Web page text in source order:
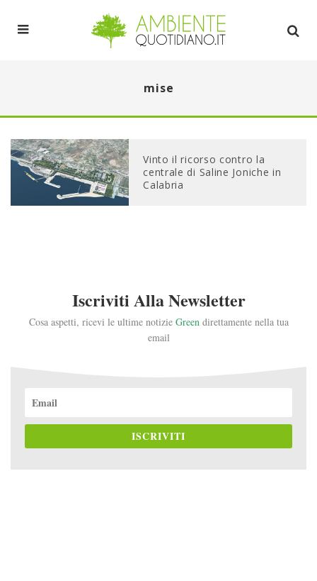
mise
Vinto il ricorso contro la
centrale di Saline Joniche in
Calabria
Iscriviti Alla Newsletter
Cosa aspetti, ricevi le ultime notizie Greendirettamente nella tua
email
ISCRIVITI